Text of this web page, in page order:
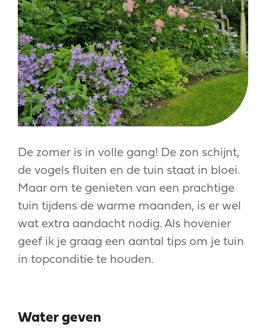
De zomer is in volle gang! De zon schijnt,
de vogels fluiten en de tuin staat in bloei.
Maar om te genieten van een prachtige
tuin tijdens de warme maanden, is er wel
wat extra aandacht nodig. Als hovenier
geef ik je graag een aantal tips om je tuin
in topconditie te houden.
Water geven